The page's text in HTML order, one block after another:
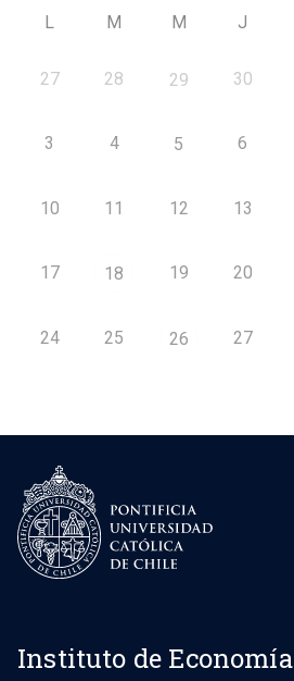
L M M J
27 28 29 30
3 4 5 6
10 11 12 13
17 18 19 20
24 25 26 27
Instituto de Economía